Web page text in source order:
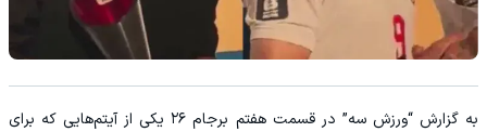
به گزارش “ورزش سه” در قسمت هفتم برجام ۲۶ یکی از آیتم‌هایی که برای